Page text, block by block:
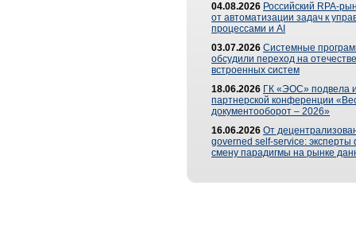
04.08.2026 Российский RPA-
от автоматизации задач к
процессами и AI
03.07.2026 Системные
обсудили переход на
встроенных систем
18.06.2026 ГК «ЭОС» подвела
партнерской конференции
документооборот – 2026»
16.06.2026 От
governed self-service: эксперты
смену парадигмы на рынке